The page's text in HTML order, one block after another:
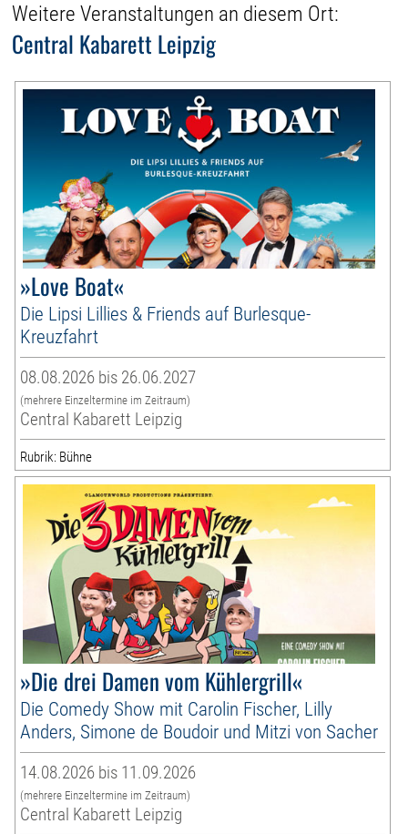
Weitere Veranstaltungen an diesem Ort:
Central Kabarett Leipzig
»Love Boat«
Die Lipsi Lillies & Friends auf Burlesque-
Kreuzfahrt
08.08.2026 bis 26.06.2027
(mehrere Einzeltermine im Zeitraum)
Central Kabarett Leipzig
Rubrik: Bühne
»Die drei Damen vom Kühlergrill«
Die Comedy Show mit Carolin Fischer, Lilly
Anders, Simone de Boudoir und Mitzi von Sacher
14.08.2026 bis 11.09.2026
(mehrere Einzeltermine im Zeitraum)
Central Kabarett Leipzig